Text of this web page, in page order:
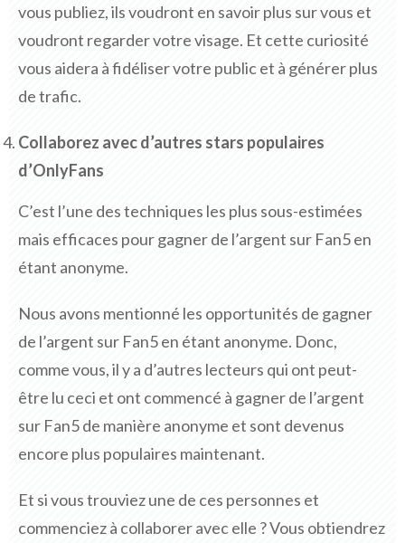
vous publiez, ils voudront en savoir plus sur vous et
voudront regarder votre visage. Et cette curiosité
vous aidera à fidéliser votre public et à générer plus
de trafic.
Collaborez avec d’autres stars populaires
d’OnlyFans
C’est l’une des techniques les plus sous-estimées
mais efficaces pour gagner de l’argent sur Fan5 en
étant anonyme.
Nous avons mentionné les opportunités de gagner
de l’argent sur Fan5 en étant anonyme. Donc,
comme vous, il y a d’autres lecteurs qui ont peut-
être lu ceci et ont commencé à gagner de l’argent
sur Fan5 de manière anonyme et sont devenus
encore plus populaires maintenant.
Et si vous trouviez une de ces personnes et
commenciez à collaborer avec elle ? Vous obtiendrez